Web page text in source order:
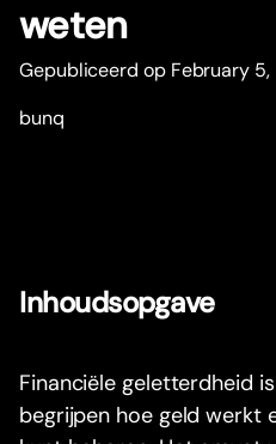
weten
Gepubliceerd op February 5,
bunq
Inhoudsopgave
Financiële geletterdheid
begrijpen hoe geld werkt